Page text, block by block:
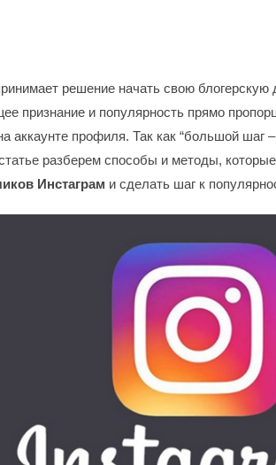
решение начать свою блогерскую
признание и популярность прямо
аккаунте профиля. Так как “большой шаг
разберем способы и методы,
Инстаграм и сделать шаг к